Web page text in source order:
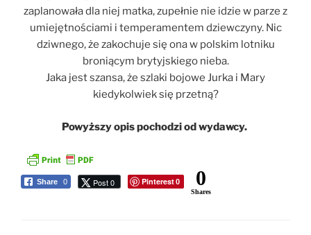
zaplanowała dla niej matka, zupełnie nie idzie w parze z
umiejętnościami i temperamentem dziewczyny. Nic
dziwnego, że zakochuje się ona w polskim lotniku
broniącym brytyjskiego nieba.
Jaka jest szansa, że szlaki bojowe Jurka i Mary
kiedykolwiek się przetną?
Powyższy opis pochodzi od wydawcy.
Share 0 Post 0 Pinterest0 0
Shares